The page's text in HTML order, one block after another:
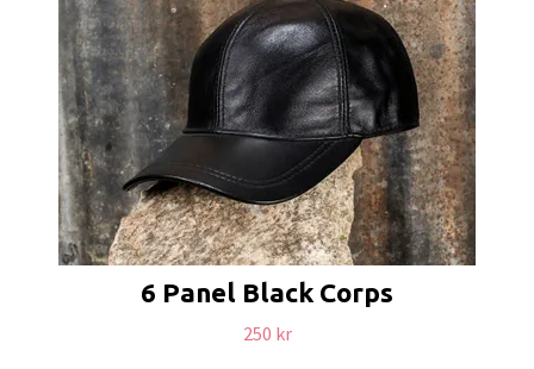
6 Panel Black Corps
250 kr